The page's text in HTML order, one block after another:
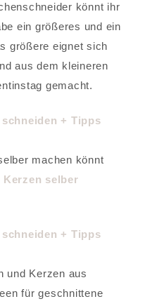
könnt ihr
ein größeres und ein
größere eignet sich
aus dem kleineren
gemacht.
machen könnt
Kerzen selber
und Kerzen aus
für geschnittene